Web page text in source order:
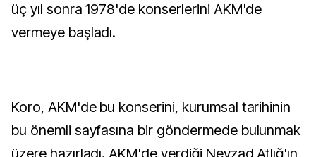
üç yıl sonra 1978'de konserlerini AKM'de
vermeye başladı.
Koro, AKM'de bu konserini, kurumsal tarihinin
bu önemli sayfasına bir göndermede bulunmak
üzere hazırladı. AKM'de verdiği Nevzad Atlığ'ın